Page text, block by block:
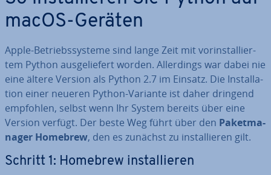
macOS-Geräten
Apple-Be­triebs­sys­te­me sind lange Zeit mit vor­in­stal­lier­
tem Python aus­ge­lie­fert worden. Al­ler­dings war dabei nie
eine ältere Version als Python 2.7 im Einsatz. Die In­stal­la­
ti­on einer neueren Python-Variante ist daher dringend
empfohlen, selbst wenn Ihr System bereits über eine
Version verfügt. Der beste Weg führt über den Pa­ket­ma­
na­ger Homebrew, den es zunächst zu in­stal­lie­ren gilt.
Schritt 1: Homebrew in­stal­lie­ren